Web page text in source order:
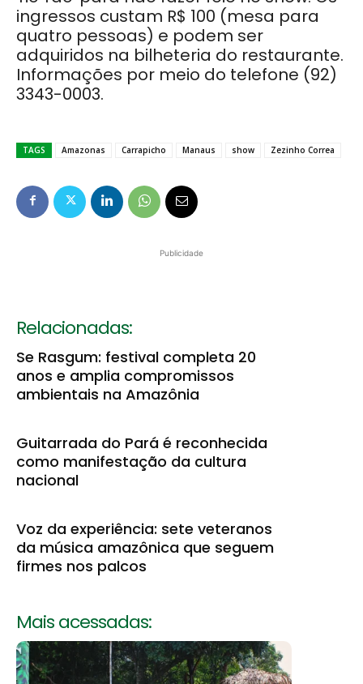
ingressos custam R$ 100 (mesa para
quatro pessoas) e podem ser
adquiridos na bilheteria do restaurante.
Informações por meio do telefone (92)
3343-0003.
TAGS Amazonas Carrapicho Manaus show Zezinho Correa
Publicidade
Relacionadas:
Se Rasgum: festival completa 20
anos e amplia compromissos
ambientais na Amazônia
Guitarrada do Pará é reconhecida
como manifestação da cultura
nacional
Voz da experiência: sete veteranos
da música amazônica que seguem
firmes nos palcos
Mais acessadas: